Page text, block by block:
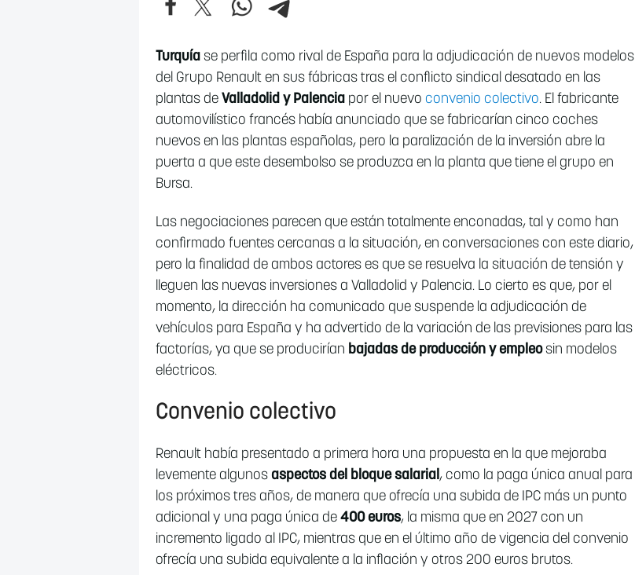
Turquía se perfila como rival de España para la adjudicación de nuevos modelos
del Grupo Renault en sus fábricas tras el conflicto sindical desatado en las
plantas de Valladolid y Palencia por el nuevo convenio colectivo. El fabricante
automovilístico francés había anunciado que se fabricarían cinco coches
nuevos en las plantas españolas, pero la paralización de la inversión abre la
puerta a que este desembolso se produzca en la planta que tiene el grupo en
Bursa.
Las negociaciones parecen que están totalmente enconadas, tal y como han
confirmado fuentes cercanas a la situación, en conversaciones con este diario,
pero la finalidad de ambos actores es que se resuelva la situación de tensión y
lleguen las nuevas inversiones a Valladolid y Palencia. Lo cierto es que, por el
momento, la dirección ha comunicado que suspende la adjudicación de
vehículos para España y ha advertido de la variación de las previsiones para las
factorías, ya que se producirían bajadas de producción y empleosin modelos
eléctricos.
Convenio colectivo
Renault había presentado a primera hora una propuesta en la que mejoraba
levemente algunos aspectos del bloque salarial, como la paga única anual para
los próximos tres años, de manera que ofrecía una subida de IPC más un punto
adicional y una paga única de 400 euros, la misma que en 2027 con un
incremento ligado al IPC, mientras que en el último año de vigencia del convenio
ofrecía una subida equivalente a la inflación y otros 200 euros brutos.